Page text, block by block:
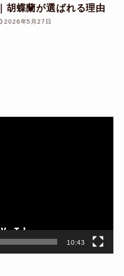
｜胡蝶蘭が選ばれる理由
2026年5月27日
10:43